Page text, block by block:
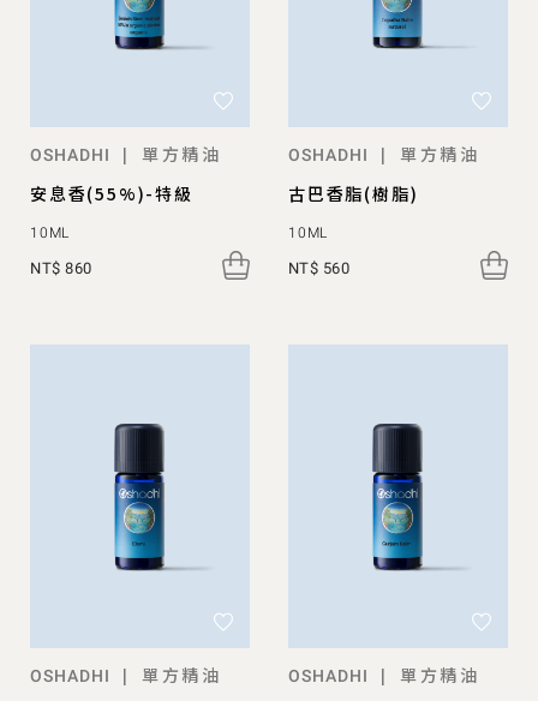
OSHADHI |
單方精油
安息香(55%)-特級
10ML
NT$ 860
OSHADHI |
單方精油
古巴香脂(樹脂)
10ML
NT$ 560
OSHADHI |
單方精油
OSHADHI |
單方精油